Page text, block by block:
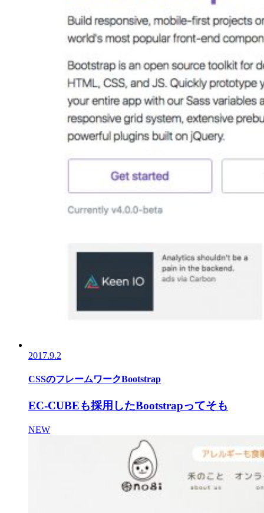
2017.9.2
CSSのフレームワークBootstrap
EC-CUBEも採用したBootstrapってそも
NEW